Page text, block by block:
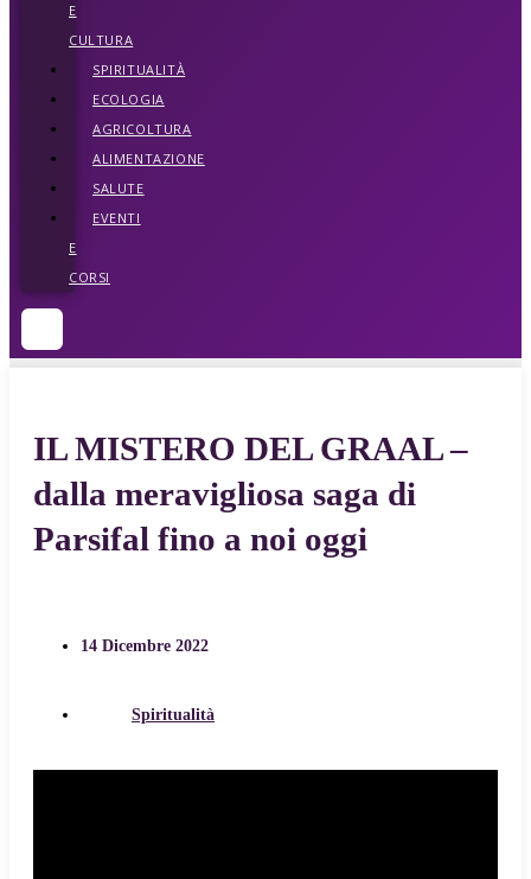
E
CULTURA
SPIRITUALITÀ
ECOLOGIA
AGRICOLTURA
ALIMENTAZIONE
SALUTE
EVENTI
E
CORSI
IL MISTERO DEL GRAAL –
dalla meravigliosa saga di
Parsifal fino a noi oggi
14 Dicembre 2022
Spiritualità